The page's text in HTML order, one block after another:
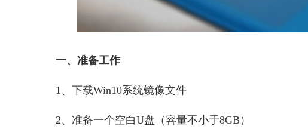
一、准备工作
1、下载Win10系统镜像文件
2、准备一个空白U盘（容量不小于8GB）